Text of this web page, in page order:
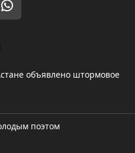
объявлено штормовое
поэтом